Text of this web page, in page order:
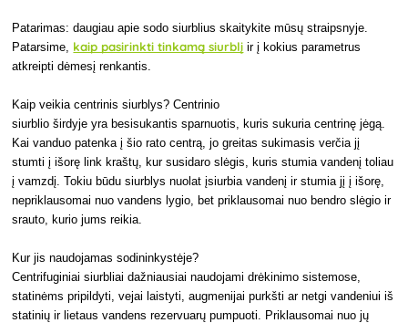
Patarimas: daugiau apie sodo siurblius skaitykite mūsų straipsnyje.
Patarsime, kaip pasirinkti tinkamą siurblį ir į kokius parametrus
atkreipti dėmesį renkantis.
Kaip veikia centrinis siurblys? Centrinio
siurblio širdyje yra besisukantis sparnuotis, kuris sukuria centrinę jėgą.
Kai vanduo patenka į šio rato centrą, jo greitas sukimasis verčia jį
stumti į išorę link kraštų, kur susidaro slėgis, kuris stumia vandenį toliau
į vamzdį. Tokiu būdu siurblys nuolat įsiurbia vandenį ir stumia jį į išorę,
nepriklausomai nuo vandens lygio, bet priklausomai nuo bendro slėgio ir
srauto, kurio jums reikia.
Kur jis naudojamas sodininkystėje?
Centrifuginiai siurbliai dažniausiai naudojami drėkinimo sistemose,
statinėms pripildyti, vejai laistyti, augmenijai purkšti ar netgi vandeniui iš
statinių ir lietaus vandens rezervuarų pumpuoti. Priklausomai nuo jų